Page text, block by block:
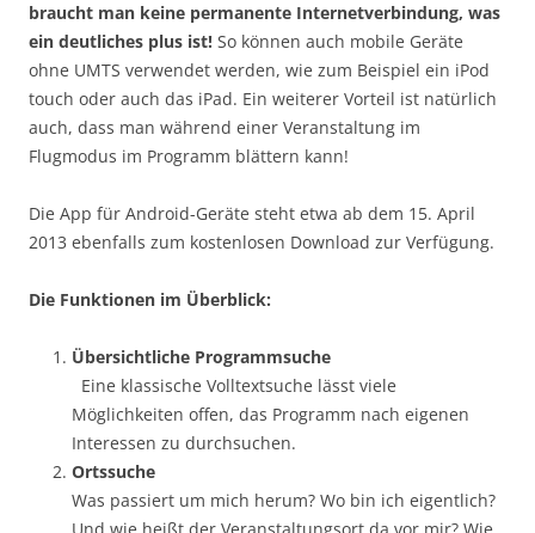
braucht man keine permanente Internetverbindung, was
ein deutliches plus ist! So können auch mobile Geräte
ohne UMTS verwendet werden, wie zum Beispiel ein iPod
touch oder auch das iPad. Ein weiterer Vorteil ist natürlich
auch, dass man während einer Veranstaltung im
Flugmodus im Programm blättern kann!
Die App für Android-Geräte steht etwa ab dem 15. April
2013 ebenfalls zum kostenlosen Download zur Verfügung.
Die Funktionen im Überblick:
Übersichtliche Programmsuche
Eine klassische Volltextsuche lässt viele
Möglichkeiten offen, das Programm nach eigenen
Interessen zu durchsuchen.
Ortssuche
Was passiert um mich herum? Wo bin ich eigentlich?